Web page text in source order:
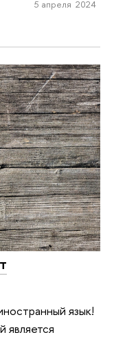
5 апреля 2024
язык!
является